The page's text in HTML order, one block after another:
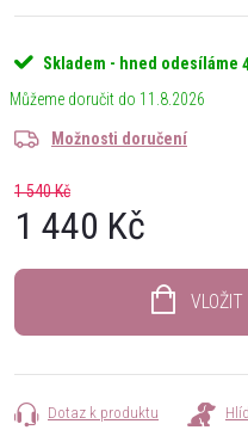
Skladem - hned odesíláme
11.8.2026
Možnosti doručení
1 540 Kč
1 440 Kč
VLOŽIT
Dotaz k produktu